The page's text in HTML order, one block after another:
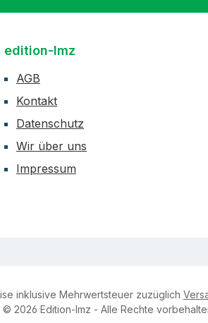
edition-lmz
AGB
Kontakt
Datenschutz
Wir über uns
Impressum
inklusive Mehrwertsteuer zuzüglich
© 2026 Edition-lmz - Alle Rechte